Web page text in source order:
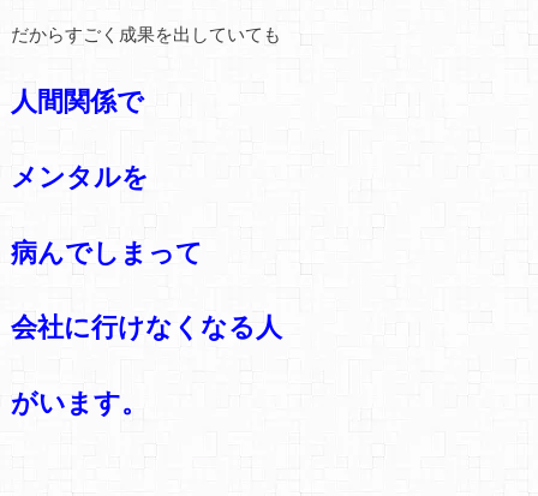
だからすごく成果を出していても
人間関係で
メンタルを
病んでしまって
会社に行けなくなる人
がいます。